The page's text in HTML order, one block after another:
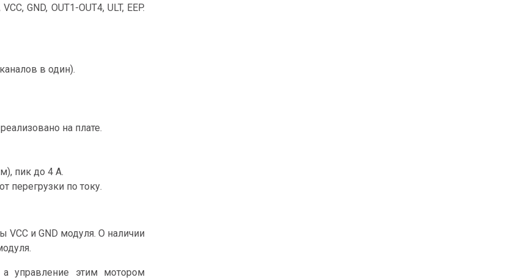
GND, OUT1-OUT4, ULT, EEP.
в один).
на плате.
пик до 4 А.
перегрузки по току.
и GND модуля. О наличии
управление этим мотором